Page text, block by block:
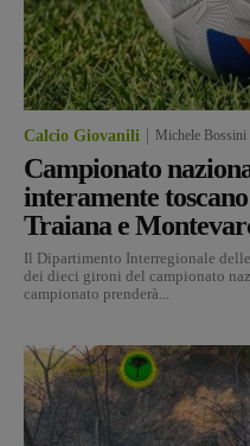
Calcio Giovanili Michele Bossini
Campionato
interamente
Traiana e
Il Dipartimento Interregionale
dei dieci gironi del campionato
campionato prenderà...